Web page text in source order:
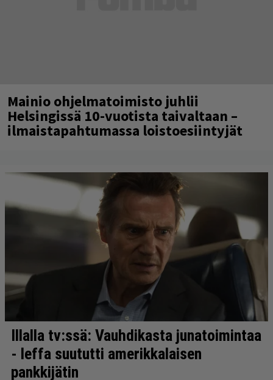
Mainio ohjelmatoimisto juhlii
Helsingissä 10-vuotista taivaltaan –
ilmaistapahtumassa loistoesiintyjät